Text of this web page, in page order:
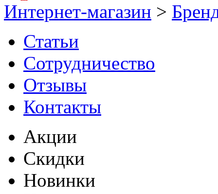
Интернет-магазин >
Статьи
Сотрудничество
Отзывы
Контакты
Акции
Скидки
Новинки